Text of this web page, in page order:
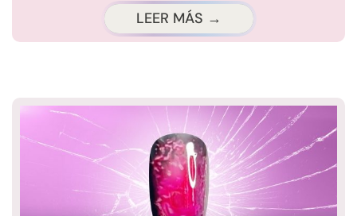
LEER MÁS →